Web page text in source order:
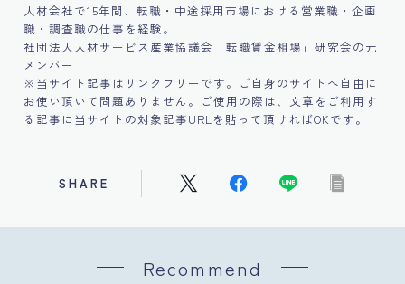
人材会社で15年間、転職・中途採用市場における営業職・企画
職・調査職の仕事を経験。
社団法人人材サービス産業協議会「転職賃金相場」研究会の元
メンバー
※当サイト記事はリンクフリーです。ご自身のサイトへ自由に
お使い頂いて問題ありません。ご使用の際は、文章をご利用す
る記事に当サイトの対象記事URLを貼って頂ければOKです。
SHARE
Recommend